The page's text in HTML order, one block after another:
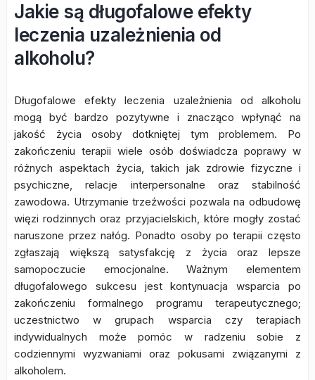
Jakie są długofalowe efekty
leczenia uzależnienia od
alkoholu?
Długofalowe efekty leczenia uzależnienia od alkoholu
mogą być bardzo pozytywne i znacząco wpłynąć na
jakość życia osoby dotkniętej tym problemem. Po
zakończeniu terapii wiele osób doświadcza poprawy w
różnych aspektach życia, takich jak zdrowie fizyczne i
psychiczne, relacje interpersonalne oraz stabilność
zawodowa. Utrzymanie trzeźwości pozwala na odbudowę
więzi rodzinnych oraz przyjacielskich, które mogły zostać
naruszone przez nałóg. Ponadto osoby po terapii często
zgłaszają większą satysfakcję z życia oraz lepsze
samopoczucie emocjonalne. Ważnym elementem
długofalowego sukcesu jest kontynuacja wsparcia po
zakończeniu formalnego programu terapeutycznego;
uczestnictwo w grupach wsparcia czy terapiach
indywidualnych może pomóc w radzeniu sobie z
codziennymi wyzwaniami oraz pokusami związanymi z
alkoholem.